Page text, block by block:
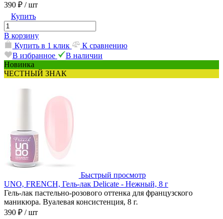
390 ₽ / шт
Купить
В корзину
Купить в 1 клик
К сравнению
В избранное
В наличии
Новинка
ЧЕСТНЫЙ ЗНАК
Быстрый просмотр
UNO, FRENCH, Гель-лак Delicate - Нежный, 8 г
Гель-лак пастельно-розового оттенка для французского
маникюра. Вуалевая консистенция, 8 г.
390 ₽ / шт